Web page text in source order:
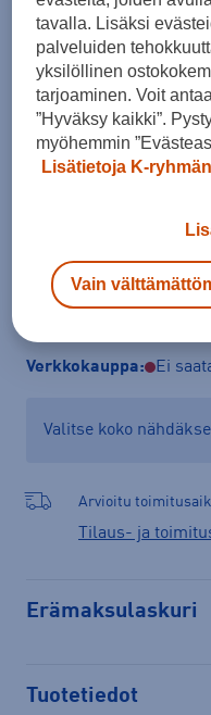
Pituus- ja painotaulukko
Hiihtäjän pituus
Mihin tietoja tarvitaan?
Verkkokauppa: Ei
Valitse koko
Arvioitu
Tilaus- ja
Erämaksulaskuri
Tuotetiedot
tavalla. Lisäksi
palveluiden
yksilöllinen
tarjoaminen. Voit
”Hyväksy kaikki”.
myöhemmin
Lisätietoja K-
Vain